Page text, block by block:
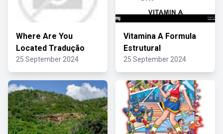
Where Are You
Located Tradução
25 September 2024
Vitamina A Formula
Estrutural
25 September 2024